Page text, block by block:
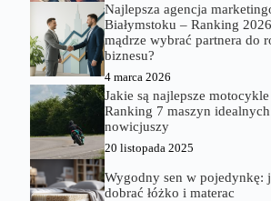
Najlepsza agencja
Białymstoku – Ranking
mądrze wybrać partnera do
biznesu?
4 marca 2026
Jakie są najlepsze motocykle
Ranking 7 maszyn
nowicjuszy
20 listopada 2025
Wygodny sen w pojedynkę:
dobrać łóżko i materac